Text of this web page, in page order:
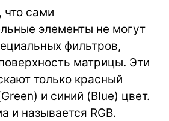
что сами
элементы не могут
фильтров,
матрицы. Эти
только красный
и синий (Blue) цвет.
и называется RGB.